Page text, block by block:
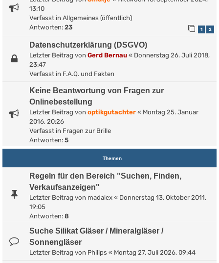
13:10
Verfasst in Allgemeines (öffentlich)
Antworten: 23 1 2
Datenschutzerklärung (DSGVO)
Letzter Beitrag von Gerd Bernau « Donnerstag 26. Juli 2018,
23:47
Verfasst in F.A.Q. und Fakten
Keine Beantwortung von Fragen zur
Onlinebestellung
Letzter Beitrag von optikgutachter « Montag 25. Januar
2016, 20:26
Verfasst in Fragen zur Brille
Antworten: 5
Themen
Regeln für den Bereich "Suchen, Finden,
Verkaufsanzeigen"
Letzter Beitrag von madalex « Donnerstag 13. Oktober 2011,
19:05
Antworten: 8
Suche Silikat Gläser / Mineralgläser /
Sonnengläser
Letzter Beitrag von Philips « Montag 27. Juli 2026, 09:44